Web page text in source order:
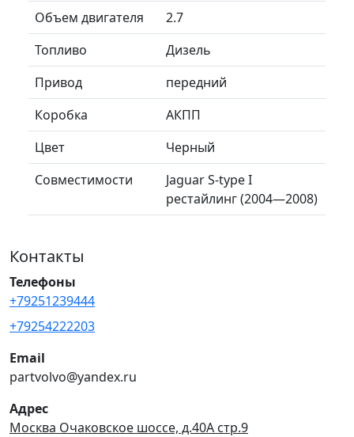
Объем двигателя
2.7
Топливо
Дизель
Привод
передний
Коробка
АКПП
Цвет
Черный
Совместимости
Jaguar S-type I
рестайлинг (2004—2008)
Контакты
Телефоны
+79251239444
+79254222203
Email
partvolvo@yandex.ru
Адрес
Москва Очаковское шоссе, д.40А стр.9